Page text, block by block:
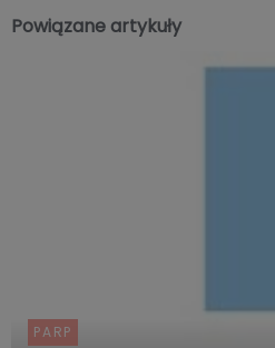
Powiązane artykuły
PARP